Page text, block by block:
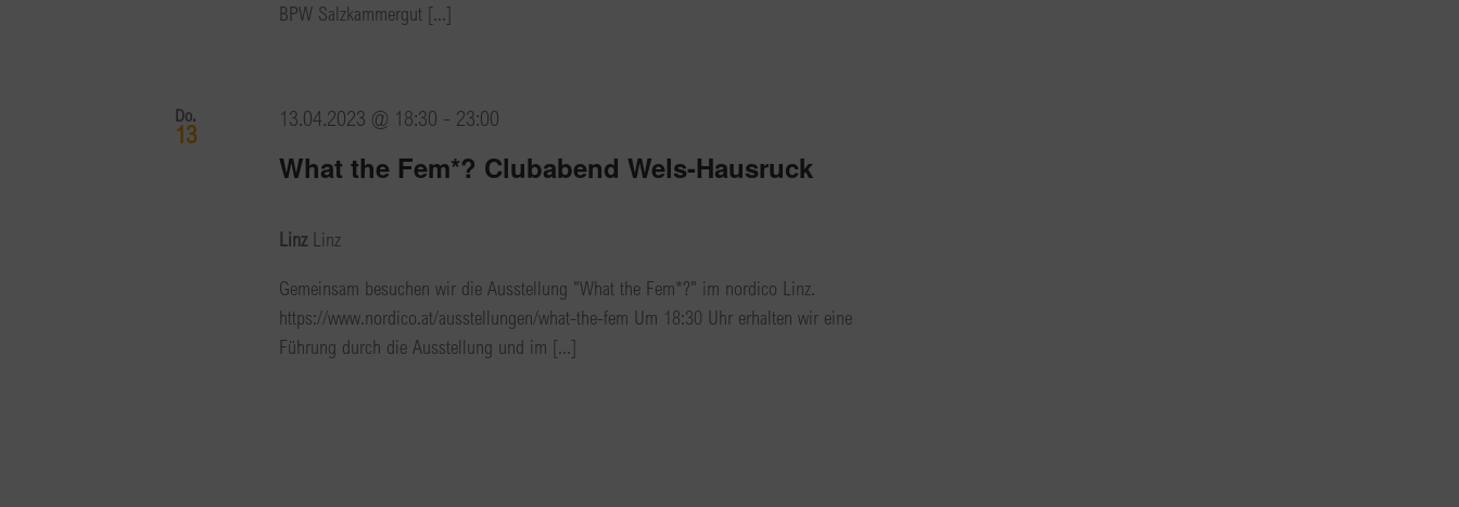
BPW Salzkammergut [...]
Do.
13
What the Fem*? Clubabend Wels-Hausruck
13.04.2023 @ 18:30 - 23:00
Linz Linz
Gemeinsam besuchen wir die Ausstellung "What the Fem*?" im nordico Linz.
https://www.nordico.at/ausstellungen/what-the-fem Um 18:30 Uhr erhalten wir eine
Führung durch die Ausstellung und im [...]